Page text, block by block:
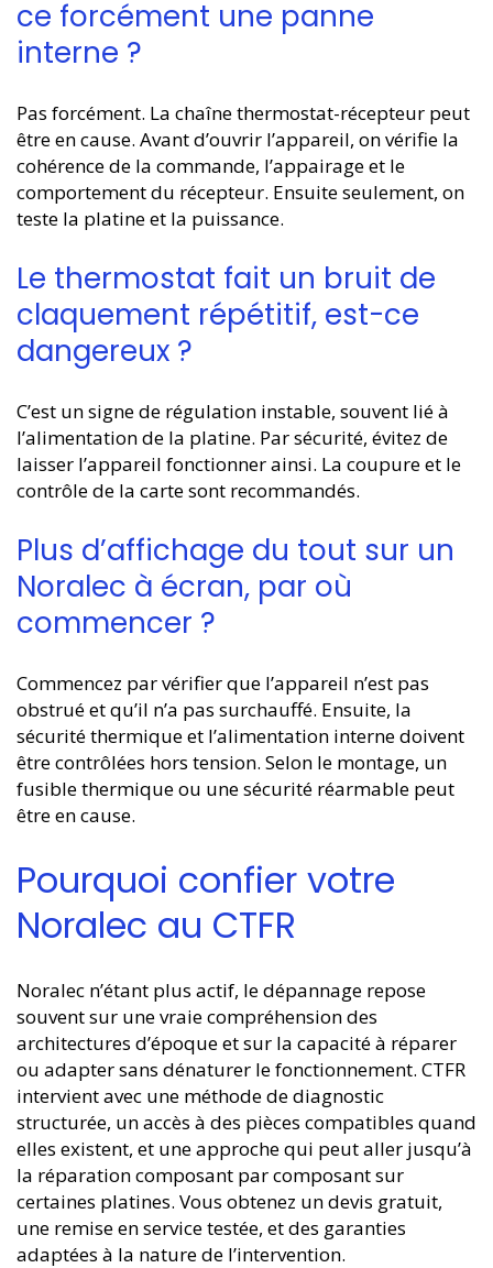
ce forcément une panne
interne ?
Pas forcément. La chaîne thermostat-récepteur peut
être en cause. Avant d’ouvrir l’appareil, on vérifie la
cohérence de la commande, l’appairage et le
comportement du récepteur. Ensuite seulement, on
teste la platine et la puissance.
Le thermostat fait un bruit de
claquement répétitif, est-ce
dangereux ?
C’est un signe de régulation instable, souvent lié à
l’alimentation de la platine. Par sécurité, évitez de
laisser l’appareil fonctionner ainsi. La coupure et le
contrôle de la carte sont recommandés.
Plus d’affichage du tout sur un
Noralec à écran, par où
commencer ?
Commencez par vérifier que l’appareil n’est pas
obstrué et qu’il n’a pas surchauffé. Ensuite, la
sécurité thermique et l’alimentation interne doivent
être contrôlées hors tension. Selon le montage, un
fusible thermique ou une sécurité réarmable peut
être en cause.
Pourquoi confier votre
Noralec au CTFR
Noralec n’étant plus actif, le dépannage repose
souvent sur une vraie compréhension des
architectures d’époque et sur la capacité à réparer
ou adapter sans dénaturer le fonctionnement. CTFR
intervient avec une méthode de diagnostic
structurée, un accès à des pièces compatibles quand
elles existent, et une approche qui peut aller jusqu’à
la réparation composant par composant sur
certaines platines. Vous obtenez un devis gratuit,
une remise en service testée, et des garanties
adaptées à la nature de l’intervention.